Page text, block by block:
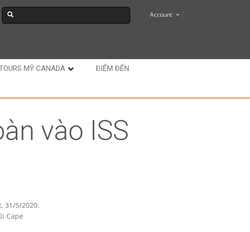
Account
MỸ CANADA ĐIỂM ĐẾN
vào ISS
31/5/2020.
Cape